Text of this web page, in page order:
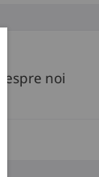
Despre noi